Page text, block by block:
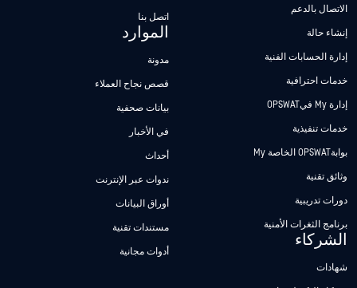
الاتصال بالدعم
إنشاء حالة
إدارة الحسابات الفنية
خدمات احترافية
إدارة My فيOPSWAT
خدمات تنفيذية
بوابةOPSWAT الخاصة My
وثائق تقنية
دورات تدريبية
برنامج الثغرات الأمنية
الشركاء
شهادات
اتصل بنا
الموارد
مدونة
قصص نجاح العملاء
بيانات صحفية
في الأخبار
أحداث
ندوات عبر الإنترنت
أوراق البيانات
مستندات تقنية
أدوات مجانية